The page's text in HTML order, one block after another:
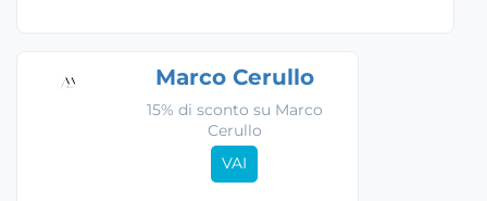
Marco Cerullo
15% di sconto su Marco
Cerullo
VAI